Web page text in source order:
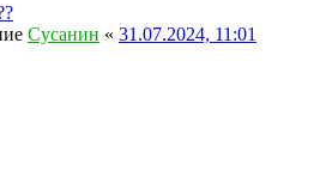
Сусанин « 31.07.2024, 11:01